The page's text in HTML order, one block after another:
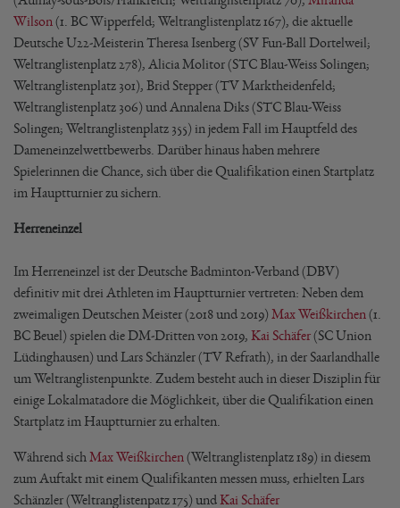
Wilson (1. BC Wipperfeld; Weltranglistenplatz 167), die aktuelle
Deutsche U22-Meisterin Theresa Isenberg (SV Fun-Ball Dortelweil;
Weltranglistenplatz 278), Alicia Molitor (STC Blau-Weiss Solingen;
Weltranglistenplatz 301), Brid Stepper (TV Marktheidenfeld;
Weltranglistenplatz 306) und Annalena Diks (STC Blau-Weiss
Solingen; Weltranglistenplatz 355) in jedem Fall im Hauptfeld des
Dameneinzelwettbewerbs. Darüber hinaus haben mehrere
Spielerinnen die Chance, sich über die Qualifikation einen Startplatz
im Hauptturnier zu sichern.
Herreneinzel
Im Herreneinzel ist der Deutsche Badminton-Verband (DBV)
definitiv mit drei Athleten im Hauptturnier vertreten: Neben dem
zweimaligen Deutschen Meister (2018 und 2019) Max Weißkirchen (1.
BC Beuel) spielen die DM-Dritten von 2019, Kai Schäfer(SC Union
Lüdinghausen) und Lars Schänzler (TV Refrath), in der Saarlandhalle
um Weltranglistenpunkte. Zudem besteht auch in dieser Disziplin für
einige Lokalmatadore die Möglichkeit, über die Qualifikation einen
Startplatz im Hauptturnier zu erhalten.
Während sich Max Weißkirchen (Weltranglistenplatz 189) in diesem
zum Auftakt mit einem Qualifikanten messen muss, erhielten Lars
Schänzler (Weltranglistenpatz 175) undKai Schäfer